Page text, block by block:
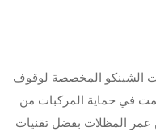
الشينكو المخصصة لوقوف
في حماية المركبات من
عمر المظلات بفضل تقنيات